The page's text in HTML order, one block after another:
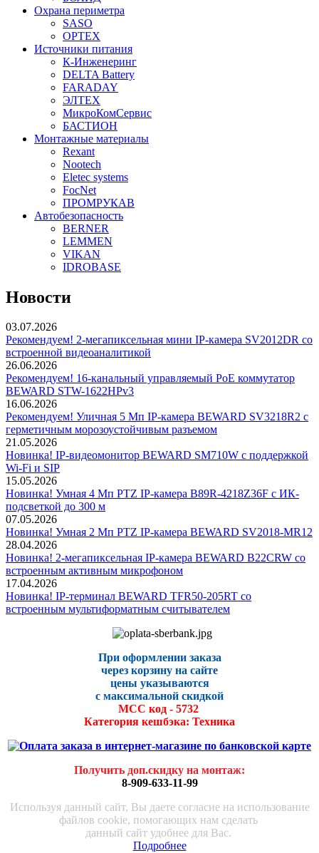
Охрана периметра
SASO
OPTEX
Источники питания
К-Инженеринг
DELTA Battery
FARADAY
ЭЛТЕХ
МикроКомСервис
БАСТИОН
Монтажные материалы
Rexant
Nootech
Eletec systems
FocNet
ПРОМРУКАВ
Автобезопасность
BERNER
LEMMEN
VIKAN
IDROBASE
Новости
03.07.2026
Рекомендуем! 2-мегапиксельная мини IP-камера SV2012DR со
встроенной видеоаналитикой
26.06.2026
Рекомендуем! 16-канальный управляемый PoE коммутатор
BEWARD STW-1622HPv3
16.06.2026
Рекомендуем! Уличная 5 Мп IP-камера BEWARD SV3218R2 с
герметичным морозоустойчивым разъемом
21.05.2026
Новинка! IP-видеомонитор BEWARD SM710W с поддержкой
Wi-Fi и SIP
15.05.2026
Новинка! Умная 4 Мп PTZ IP-камера B89R-4218Z36F с ИК-
подсветкой до 300 м
07.05.2026
Новинка! Умная 2 Мп PTZ IP-камера BEWARD SV2018-MR12
28.04.2026
Новинка! 2-мегапиксельная IP-камера BEWARD B22CRW со
встроенным активным микрофоном
17.04.2026
Новинка! IP-терминал BEWARD TFR50-205RT со
встроенным мультиформатным считывателем
При оформлении заказа
через корзину на сайте
цены указываются
с максимальной скидкой
МСС код - 5732
Категория кешбэка: Техника
Получить доп.скидку на монтаж:
8-909-633-11-99
Используя данный сайт, Вы даете согласие на использование
файлов cookie, помогающих нам сделать
данный сайт удобнее для Вас.
Подробнее